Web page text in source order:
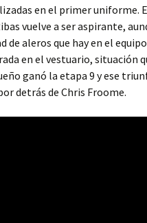
en el primer uniforme.
vuelve a ser aspirante,
aleros que hay en el
en el vestuario, situación
ganó la etapa 9 y ese
detrás de Chris Froome.